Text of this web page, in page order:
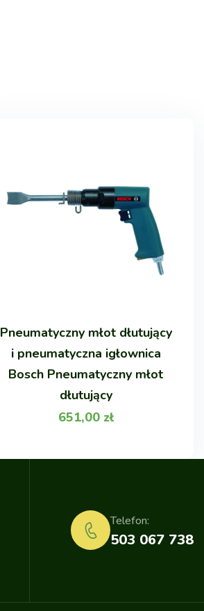
Pneumatyczny młot dłutujący
i pneumatyczna igłownica
Bosch Pneumatyczny młot
dłutujący
651,00 zł
503 067 738
Telefon: